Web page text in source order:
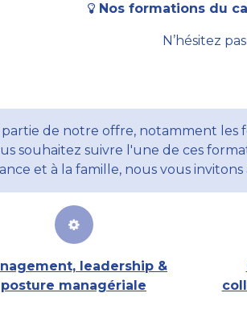
Nos formations du
N’hésitez
de notre offre, notamment les
souhaitez suivre l'une de ces
et à la famille, nous vous
leadership &
posture managériale